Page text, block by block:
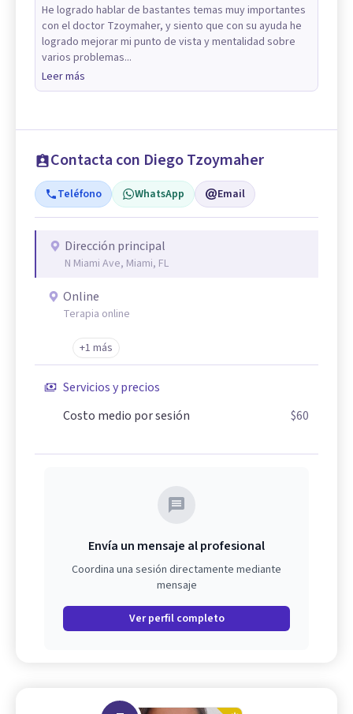
He logrado hablar de bastantes temas muy importantes
con el doctor Tzoymaher, y siento que con su ayuda he
logrado mejorar mi punto de vista y mentalidad sobre
varios problemas...
Leer más
Contacta con Diego Tzoymaher
Teléfono WhatsApp Email
Dirección principal
N Miami Ave, Miami, FL
Online
Terapia online
+1 más
Servicios y precios
Costo medio por sesión
$60
Envía un mensaje al profesional
Coordina una sesión directamente mediante
mensaje
Ver perfil completo